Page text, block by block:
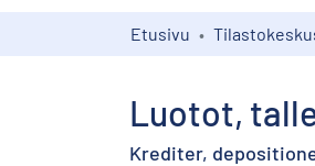
Etusivu
Luotot,
Krediter,